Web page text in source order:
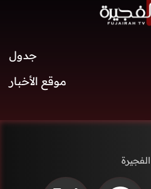
جدول
موقع الأخبار